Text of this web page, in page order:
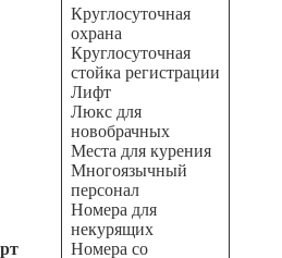
Круглосуточная
охрана
Круглосуточная
стойка регистрации
Лифт
Люкс для
новобрачных
Места для курения
Многоязычный
персонал
Номера для
некурящих
Номера со